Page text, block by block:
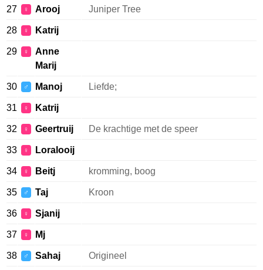
27 ♀ Arooj Juniper Tree
28 ♀ Katrij
29 ♀
Anne
Marij
30 ♂ Manoj Liefde;
31 ♀ Katrij
32 ♀ Geertruij De krachtige met de speer
33 ♀ Loralooij
34 ♀ Beitj kromming, boog
35 ♂ Taj Kroon
36 ♀ Sjanij
37 ♀ Mj
38 ♂ Sahaj Origineel